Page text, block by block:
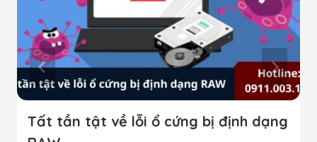
Tất tần tật về lỗi ổ cứng bị định dạng